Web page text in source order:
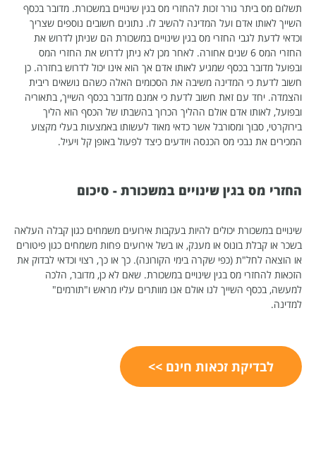
תשלום מס ביתר גורר זכות להחזרי מס בגין שינויים במשכורת. מדובר בכסף
השייך לאותו אדם ועל המדינה להשיב לו. נתונים חשובים נוספים שצריך
וכדאי לדעת לגבי החזרי מס בגין שינויים במשכורת הם שניתן לדרוש את
החזרי המס 6 שנים אחורה. לאחר מכן לא ניתן לדרוש את החזרי המס
ובפועל מדובר בכסף שמגיע לאותו אדם אך הוא אינו יכול לדרוש בחזרה. כן
חשוב לדעת כי המדינה משיבה את הסכומים האלה כשהם נושאים ריבית
והצמדה. יחד עם זאת חשוב לדעת כי אמנם מדובר בכסף השייך, בתאוריה
ובפועל, לאותו אדם אולם ההליך הכרוך בהשבתו של הכסף הוא הליך
בירוקרטי, סבוך ומסורבל אשר כדאי מאוד לעשותו באמצעות בעלי מקצוע
המכירים את נבכי מס הכנסה ויודעים כיצד לפעול באופן קל ויעיל.
החזרי מס בגין שינויים במשכורת - סיכום
שינויים במשכורת יכולים להיות בעקבות אירועים משמחים כגון קבלה העלאה
בשכר או קבלת בונוס או מענק, או בשל אירועים פחות משמחים כגון פיטורים
או הוצאה לחל"ת (כפי שקרה בימי הקורונה). כך או כך, רצוי וכדאי לבדוק את
הזכאות להחזרי מס בגין שינויים במשכורת. שאם לא כן, מדובר, הלכה
למעשה, בכסף השייך לנו אולם אנו מוותרים עליו מראש ו"תורמים"
למדינה.
לבדיקת זכאות חינם >>